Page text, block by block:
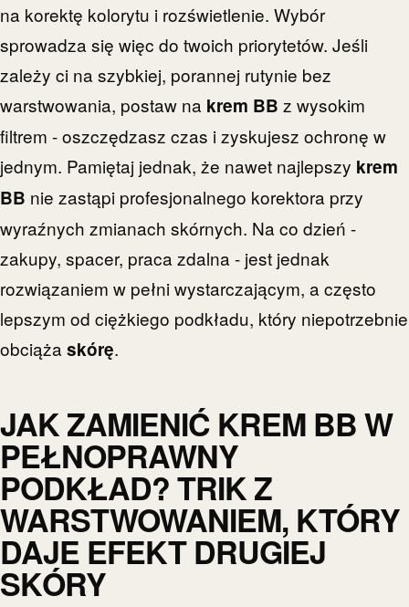
na korektę kolorytu i rozświetlenie. Wybór
sprowadza się więc do twoich priorytetów. Jeśli
zależy ci na szybkiej, porannej rutynie bez
warstwowania, postaw na krem BB z wysokim
filtrem - oszczędzasz czas i zyskujesz ochronę w
jednym. Pamiętaj jednak, że nawet najlepszy krem
BB nie zastąpi profesjonalnego korektora przy
wyraźnych zmianach skórnych. Na co dzień -
zakupy, spacer, praca zdalna - jest jednak
rozwiązaniem w pełni wystarczającym, a często
lepszym od ciężkiego podkładu, który niepotrzebnie
obciąża skórę.
JAK ZAMIENIĆ KREM BB W
PEŁNOPRAWNY
PODKŁAD? TRIK Z
WARSTWOWANIEM, KTÓRY
DAJE EFEKT DRUGIEJ
SKÓRY